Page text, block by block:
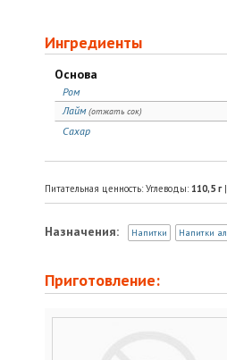
Ингредиенты
Основа
Ром
Лайм(отжать сок)
Сахар
Питательная ценность: Углеводы: 110,5 г|
Назначения: Напитки Напитки
Приготовление: